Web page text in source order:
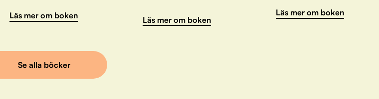
Läs mer om boken Läs mer om boken
Läs mer om boken
Se alla böcker